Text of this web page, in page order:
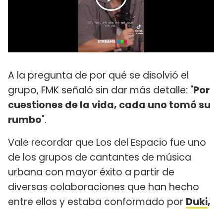
A la pregunta de por qué se disolvió el
grupo, FMK señaló sin dar más detalle: "Por
cuestiones de la vida, cada uno tomó su
rumbo".
Vale recordar que Los del Espacio fue uno
de los grupos de cantantes de música
urbana con mayor éxito a partir de
diversas colaboraciones que han hecho
entre ellos y estaba conformado por Duki,